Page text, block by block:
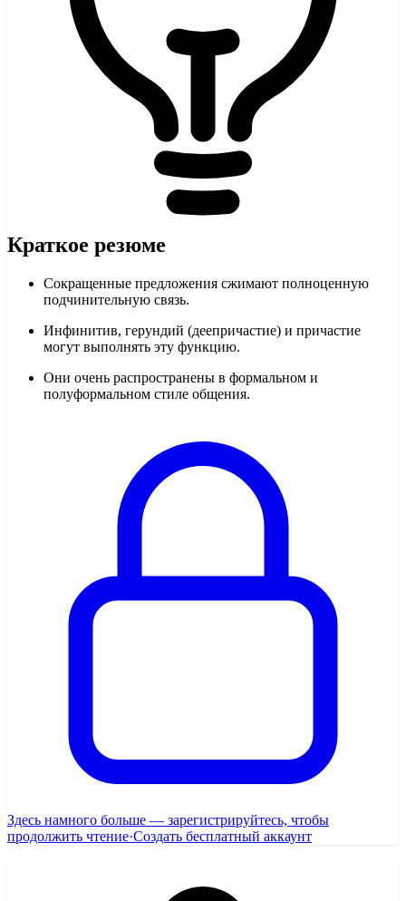
Краткое резюме
Сокращенные предложения сжимают полноценную
подчинительную связь.
Инфинитив, герундий (деепричастие) и причастие
могут выполнять эту функцию.
Они очень распространены в формальном и
полуформальном стиле общения.
Здесь намного больше — зарегистрируйтесь, чтобы
продолжить чтение·Создать бесплатный аккаунт